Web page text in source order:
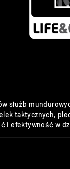
służb
taktycznych,
i efektywność w